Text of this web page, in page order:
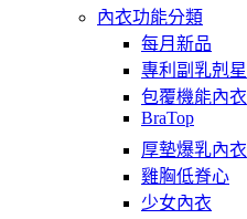
內衣功能分類
每月新品
專利副乳剋星
包覆機能內衣
BraTop
厚墊爆乳內衣
雞胸低脊心
少女內衣